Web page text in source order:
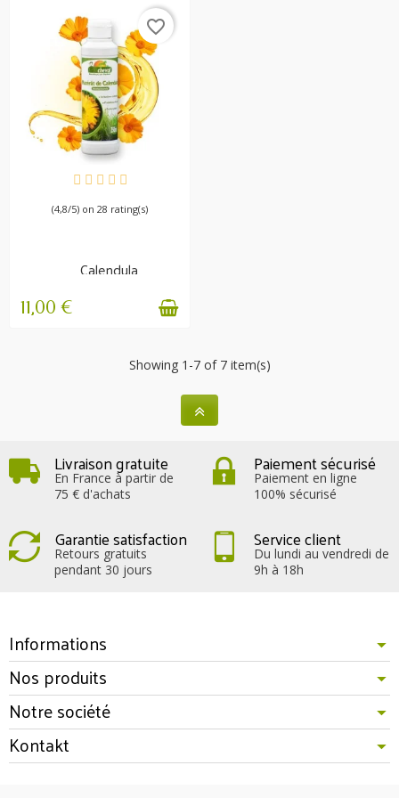
VERFÜGBAR
favorite_border
(4,8/5) on 28 rating(s)
Calendula
Glycerinmazerat
Irritationen und...
11,00 €
Showing 1-7 of 7 item(s)
Livraison gratuite
En France à partir de
75 € d'achats
Paiement sécurisé
Paiement en ligne
100% sécurisé
Garantie satisfaction
Retours gratuits
pendant 30 jours
Service client
Du lundi au vendredi de
9h à 18h
Informations
Nos produits
Notre société
Kontakt